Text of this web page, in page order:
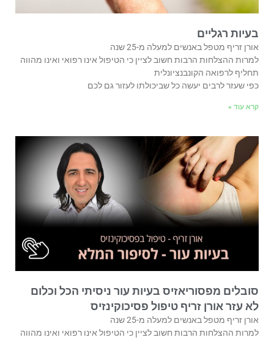
בעיות רגליים
אורן זריף מטפל באנשים למעלה מ-25 שנה
למרות ההצלחות הרבות חשוב לציין כי הטיפול אינו רפואי ואינו מהווה
תחליף לרפואה הקונבנציונלית
כפי שעזר לרבים יעשה כל שביכולתו לעזור גם לכם
קרא עוד »
סובלים מפסוריאזיס בעיות עור ניסיתי הכל וכלום
לא עזר אורן זריף טיפול פסיכוקינזיס
אורן זריף מטפל באנשים למעלה מ-25 שנה
למרות ההצלחות הרבות חשוב לציין כי הטיפול אינו רפואי ואינו מהווה